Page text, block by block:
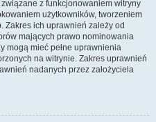
z funkcjonowaniem witryny
użytkowników, tworzeniem
Zakres ich uprawnień zależy od
mających prawo nominowania
mogą mieć pełne uprawnienia
na witrynie. Zakres uprawnień
nadanych przez założyciela